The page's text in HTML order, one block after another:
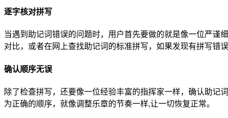
逐字核对拼写
当遇到助记词错误的问题时，用户首先要做的就是像一位严谨
对比，或者在网上查找助记词的标准拼写，如果发现有拼写错
确认顺序无误
除了检查拼写，还要像一位经验丰富的指挥家一样，确认助记
为正确的顺序，就像调整乐章的节奏一样,让一切恢复正常。